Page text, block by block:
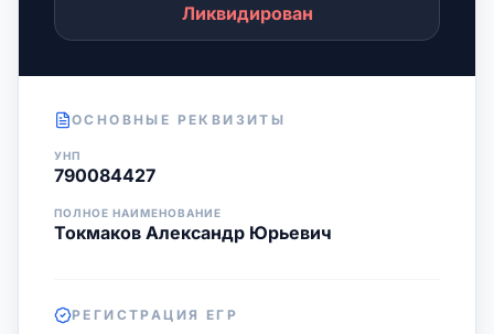
Ликвидирован
ОСНОВНЫЕ РЕКВИЗИТЫ
УНП
790084427
ПОЛНОЕ НАИМЕНОВАНИЕ
Токмаков Александр Юрьевич
РЕГИСТРАЦИЯ ЕГР